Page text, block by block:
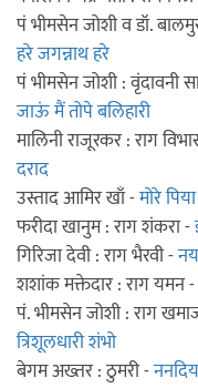
पं भीमसेन जोशी व डॉ.
हरे जगन्नाथ हरे
पं भीमसेन जोशी : वृंदावनी
जाऊं मैं तोपे बलिहारी
मालिनी राजूरकर : राग
दराद
उस्ताद आमिर खाँ -मोरे
फरीदा खानुम : राग शंकरा -
गिरिजा देवी : राग भैरवी -
शशांक मक्तेदार : राग यमन -
पं. भीमसेन जोशी : राग
त्रिशूलधारी शंभो
बेगम अख्तर : ठुमरी -